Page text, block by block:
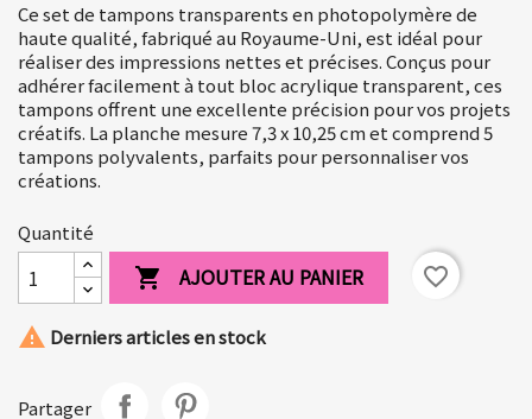
Ce set de tampons transparents en photopolymère de
haute qualité, fabriqué au Royaume-Uni, est idéal pour
réaliser des impressions nettes et précises. Conçus pour
adhérer facilement à tout bloc acrylique transparent, ces
tampons offrent une excellente précision pour vos projets
créatifs. La planche mesure 7,3 x 10,25 cm et comprend 5
tampons polyvalents, parfaits pour personnaliser vos
créations.
Quantité
 AJOUTER AU PANIER favorite_border
 Derniers articles en stock
Partager